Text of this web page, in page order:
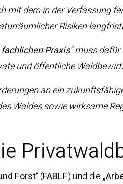
mit dem in der Verfassung
Risiken
Praxis“ muss
und öffentliche
an ein
Waldes sowie wirksame
Forst“ (FABLF) und die